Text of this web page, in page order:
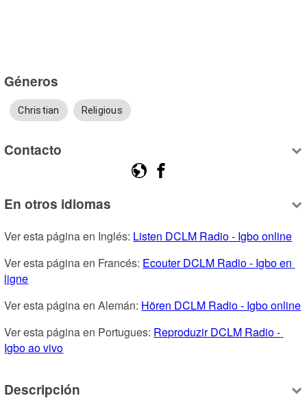
Géneros
Christian Religious
Contacto
En otros idiomas
Ver esta página en Inglés: Listen DCLM Radio - Igbo online
Ver esta página en Francés: Ecouter DCLM Radio - Igbo en
ligne
Ver esta página en Alemán: Hören DCLM Radio - Igbo online
Ver esta página en Portugues: Reproduzir DCLM Radio -
Igbo ao vivo
Descripción